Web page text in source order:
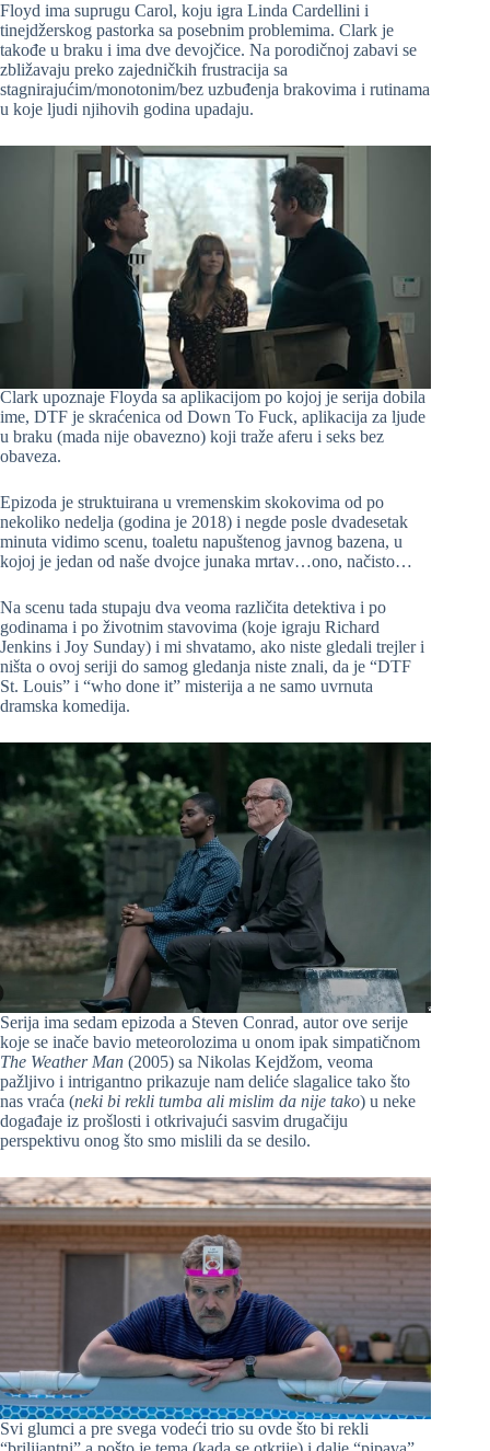
Floyd ima suprugu Carol, koju igra Linda Cardellini i
tinejdžerskog pastorka sa posebnim problemima. Clark je
takođe u braku i ima dve devojčice. Na porodičnoj zabavi se
zbližavaju preko zajedničkih frustracija sa
stagnirajućim/monotonim/bez uzbuđenja brakovima i rutinama
u koje ljudi njihovih godina upadaju.
Clark upoznaje Floyda sa aplikacijom po kojoj je serija dobila
ime, DTF je skraćenica od Down To Fuck, aplikacija za ljude
u braku (mada nije obavezno) koji traže aferu i seks bez
obaveza.
Epizoda je struktuirana u vremenskim skokovima od po
nekoliko nedelja (godina je 2018) i negde posle dvadesetak
minuta vidimo scenu, toaletu napuštenog javnog bazena, u
kojoj je jedan od naše dvojce junaka mrtav…ono, načisto…
Na scenu tada stupaju dva veoma različita detektiva i po
godinama i po životnim stavovima (koje igraju Richard
Jenkins i Joy Sunday) i mi shvatamo, ako niste gledali trejler i
ništa o ovoj seriji do samog gledanja niste znali, da je “DTF
St. Louis” i “who done it” misterija a ne samo uvrnuta
dramska komedija.
Serija ima sedam epizoda a Steven Conrad, autor ove serije
koje se inače bavio meteorolozima u onom ipak simpatičnom
The Weather Man (2005) sa Nikolas Kejdžom, veoma
pažljivo i intrigantno prikazuje nam deliće slagalice tako što
nas vraća (neki bi rekli tumba ali mislim da nije tako) u neke
događaje iz prošlosti i otkrivajući sasvim drugačiju
perspektivu onog što smo mislili da se desilo.
Svi glumci a pre svega vodeći trio su ovde što bi rekli